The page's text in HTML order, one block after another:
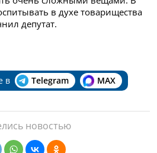
в духе товарищества
депутат.
в Telegram MAX
новостью